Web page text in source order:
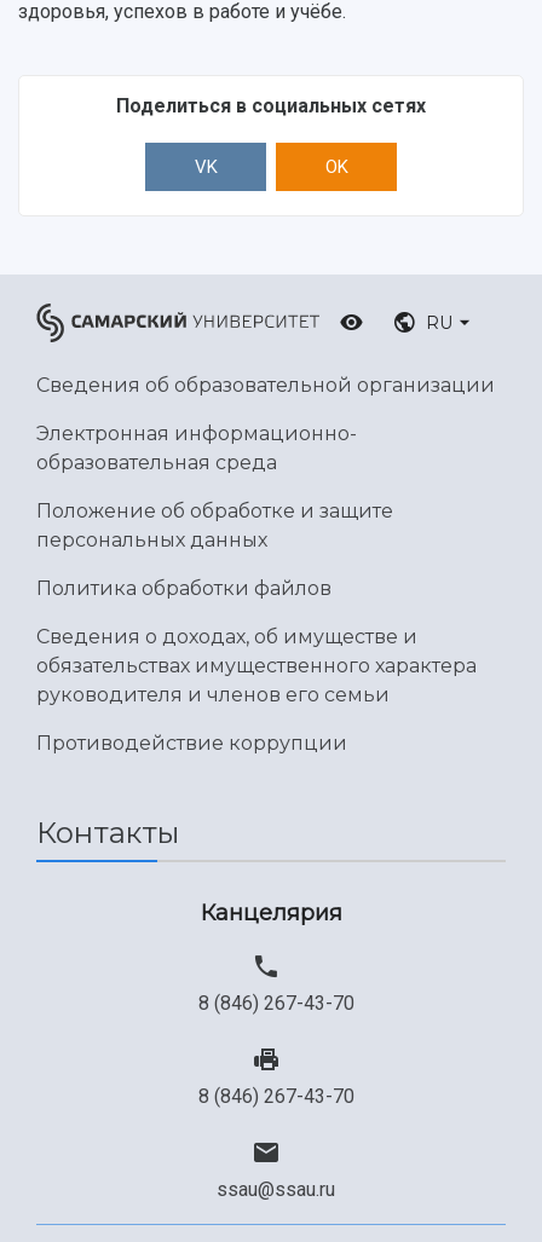
здоровья, успехов в работе и учёбе.
Поделиться в социальных сетях
VK OK
RU
Сведения об образовательной организации
Электронная информационно-
образовательная среда
Положение об обработке и защите
персональных данных
Политика обработки файлов
Сведения о доходах, об имуществе и
обязательствах имущественного характера
руководителя и членов его семьи
Противодействие коррупции
Контакты
Канцелярия
8 (846) 267-43-70
8 (846) 267-43-70
ssau@ssau.ru